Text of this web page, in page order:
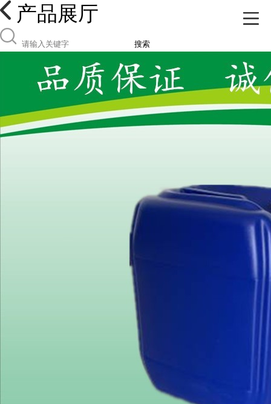
产品展厅
搜索